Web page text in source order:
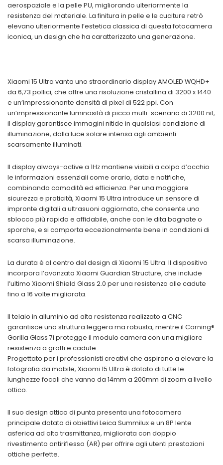
aerospaziale e la pelle PU, migliorando ulteriormente la
resistenza del materiale. La finitura in pelle e le cuciture retrò
elevano ulteriormente l’estetica classica di questa fotocamera
iconica, un design che ha caratterizzato una generazione.
Xiaomi 15 Ultra vanta uno straordinario display AMOLED WQHD+
da 6,73 pollici, che offre una risoluzione cristallina di 3200 x 1440
e un’impressionante densità di pixel di 522 ppi. Con
un’impressionante luminosità di picco multi-scenario di 3200 nit,
il display garantisce immagini nitide in qualsiasi condizione di
illuminazione, dalla luce solare intensa agli ambienti
scarsamente illuminati.
Il display always-active a 1Hz mantiene visibili a colpo d’occhio
le informazioni essenziali come orario, data e notifiche,
combinando comodità ed efficienza. Per una maggiore
sicurezza e praticità, Xiaomi 15 Ultra introduce un sensore di
impronte digitali a ultrasuoni aggiornato, che consente uno
sblocco più rapido e affidabile, anche con le dita bagnate o
sporche, e si comporta eccezionalmente bene in condizioni di
scarsa illuminazione.
La durata è al centro del design di Xiaomi 15 Ultra. Il dispositivo
incorpora l’avanzata Xiaomi Guardian Structure, che include
l’ultimo Xiaomi Shield Glass 2.0 per una resistenza alle cadute
fino a 16 volte migliorata.
Il telaio in alluminio ad alta resistenza realizzato a CNC
garantisce una struttura leggera ma robusta, mentre il Corning®
Gorilla Glass 7i protegge il modulo camera con una migliore
resistenza a graffi e cadute.
Progettato per i professionisti creativi che aspirano a elevare la
fotografia da mobile, Xiaomi 15 Ultra è dotato di tutte le
lunghezze focali che vanno da 14mm a 200mm di zoom a livello
ottico.
Il suo design ottico di punta presenta una fotocamera
principale dotata di obiettivi Leica Summilux e un 8P lente
asferica ad alta trasmittanza, migliorata con doppio
rivestimento antiriflesso (AR) per offrire agli utenti prestazioni
ottiche perfette.